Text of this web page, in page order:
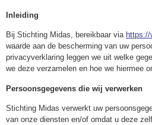
Inleiding
Bij Stichting Midas, bereikbaar via https://
waarde aan de bescherming van uw
privacyverklaring leggen we uit welke
we deze verzamelen en hoe we hiermee
Persoonsgegevens die wij verwerken
Stichting Midas verwerkt uw
van onze diensten en/of omdat u deze